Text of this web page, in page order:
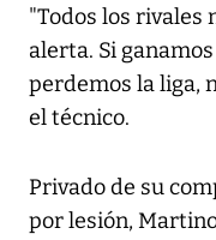
"Todos los rivales
alerta. Si
perdemos la liga,
el técnico.
Privado de su
por lesión,